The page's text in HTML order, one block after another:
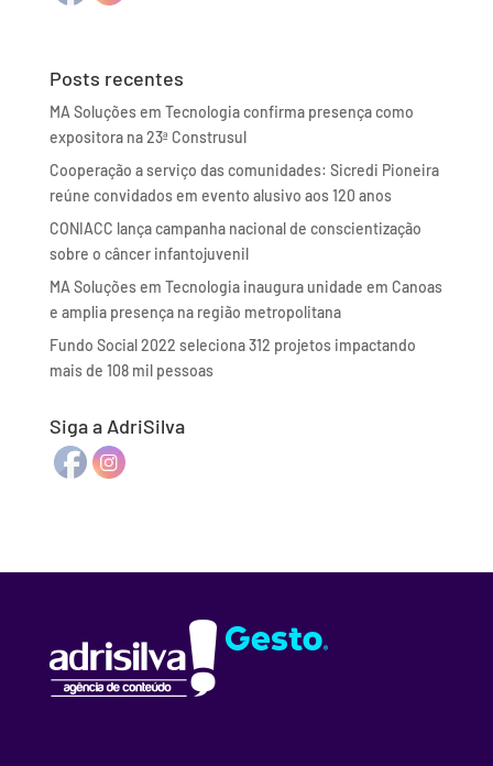
Posts recentes
MA Soluções em Tecnologia confirma presença como
expositora na 23ª Construsul
Cooperação a serviço das comunidades: Sicredi Pioneira
reúne convidados em evento alusivo aos 120 anos
CONIACC lança campanha nacional de conscientização
sobre o câncer infantojuvenil
MA Soluções em Tecnologia inaugura unidade em Canoas
e amplia presença na região metropolitana
Fundo Social 2022 seleciona 312 projetos impactando
mais de 108 mil pessoas
Siga a AdriSilva